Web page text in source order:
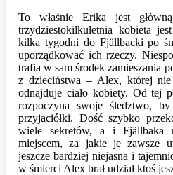
To właśnie Erika jest
trzydziestokilkuletnia kobieta
kilka tygodni do Fjällbacki po
uporządkować ich rzeczy.
trafia w sam środek zamieszania
z dzieciństwa – Alex, której
odnajduje ciało kobiety. Od tej
rozpoczyna swoje śledztwo,
przyjaciółki. Dość szybko
wiele sekretów, a i Fjällbaka
miejscem, za jakie je zawsze
jeszcze bardziej niejasna i
w śmierci Alex brał udział ktoś